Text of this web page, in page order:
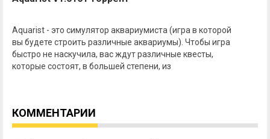
Aquarist - это симулятор аквариумиста (игра в которой
вы будете строить различные аквариумы). Чтобы игра
быстро не наскучила, вас ждут различные квесты,
которые состоят, в большей степени, из
КОММЕНТАРИИ